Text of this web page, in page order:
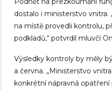
dostalo i ministerstvo vnitra.
na místě provedli kontrolu,
podkladů,“ potvrdil mluvčí
Výsledky kontroly by měly
a června. „Ministerstvo
konkrétní nápravná